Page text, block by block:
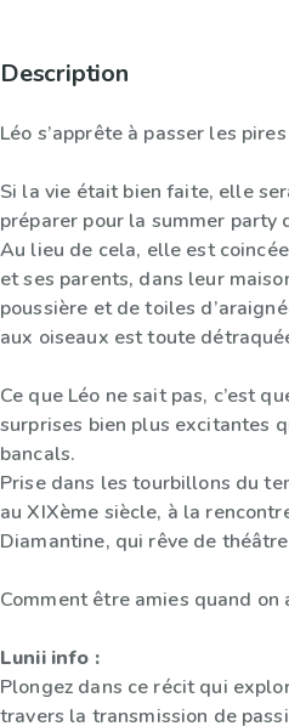
Description
Léo s’apprête à passer les
Si la vie était bien faite, elle
préparer pour la summer party
Au lieu de cela, elle est
et ses parents, dans leur
poussière et de toiles
aux oiseaux est toute
Ce que Léo ne sait pas, c’est
surprises bien plus excitantes
bancals.
Prise dans les tourbillons du
au XIXème siècle, à la
Diamantine, qui rêve de
Comment être amies quand on
Lunii info :
Plongez dans ce récit qui
travers la transmission de